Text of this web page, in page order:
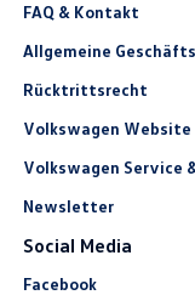
FAQ & Kontakt
Allgemeine
Rücktrittsrecht
Volkswagen Website
Volkswagen Service
Newsletter
Social Media
Facebook